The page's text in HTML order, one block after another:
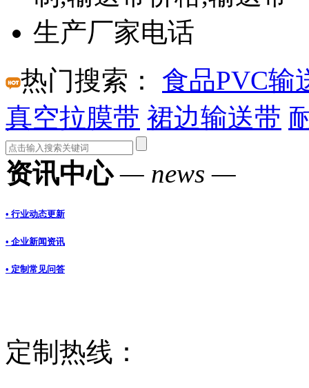
热门搜索：
食品PVC输
真空拉膜带 裙边输送带
资讯中心— news —
• 行业动态更新
• 企业新闻资讯
• 定制常见问答
定制热线：